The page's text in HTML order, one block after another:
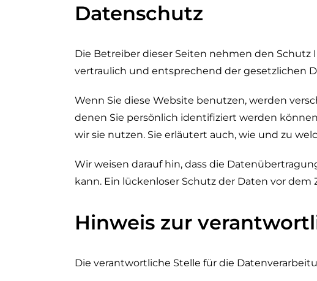
Datenschutz
Die Betreiber dieser Seiten nehmen den
vertraulich und entsprechend der gesetzlichen
Wenn Sie diese Website benutzen, werden
denen Sie persönlich identifiziert werden
wir sie nutzen. Sie erläutert auch, wie und zu
Wir weisen darauf hin, dass die
kann. Ein lückenloser Schutz der Daten vor
Hinweis zur
Die verantwortliche Stelle für die